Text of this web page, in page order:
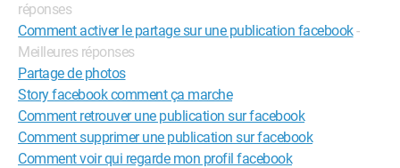
réponses
Comment activer le partage sur une publication facebook-
Meilleures réponses
Partage de photos
Story facebook comment ça marche
Comment retrouver une publication sur facebook
Comment supprimer une publication sur facebook
Comment voir qui regarde mon profil facebook